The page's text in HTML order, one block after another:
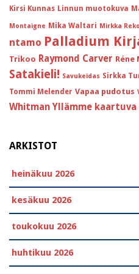
Kirsi Kunnas Linnun muotokuva
Montaigne Mika Waltari Mirkka
ntamo Palladium
Trikoo Raymond Carver
Satakieli! Savukeidas Sirkka
Tommi Melender Vapaa pudotus
Whitman Yllämme kaartuva
ARKISTOT
heinäkuu 2026
kesäkuu 2026
toukokuu 2026
huhtikuu 2026